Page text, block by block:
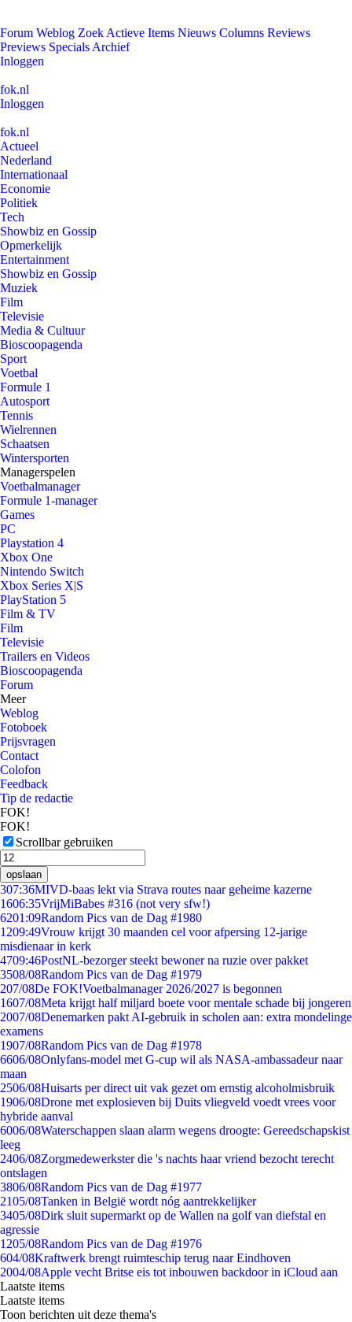
Forum Weblog Zoek Actieve Items Nieuws Columns Reviews
Previews Specials Archief
Inloggen
fok.nl
Inloggen
fok.nl
Actueel
Nederland
Internationaal
Economie
Politiek
Tech
Showbiz en Gossip
Opmerkelijk
Entertainment
Showbiz en Gossip
Muziek
Film
Televisie
Media & Cultuur
Bioscoopagenda
Sport
Voetbal
Formule 1
Autosport
Tennis
Wielrennen
Schaatsen
Wintersporten
Managerspelen
Voetbalmanager
Formule 1-manager
Games
PC
Playstation 4
Xbox One
Nintendo Switch
Xbox Series X|S
PlayStation 5
Film & TV
Film
Televisie
Trailers en Videos
Bioscoopagenda
Forum
Meer
Weblog
Fotoboek
Prijsvragen
Contact
Colofon
Feedback
Tip de redactie
FOK!
FOK!
Scrollbar gebruiken
opslaan
307:36MIVD-baas lekt via Strava routes naar geheime kazerne
1606:35VrijMiBabes #316 (not very sfw!)
6201:09Random Pics van de Dag #1980
1209:49Vrouw krijgt 30 maanden cel voor afpersing 12-jarige
misdienaar in kerk
4709:46PostNL-bezorger steekt bewoner na ruzie over pakket
3508/08Random Pics van de Dag #1979
207/08De FOK!Voetbalmanager 2026/2027 is begonnen
1607/08Meta krijgt half miljard boete voor mentale schade bij jongeren
2007/08Denemarken pakt AI-gebruik in scholen aan: extra mondelinge
examens
1907/08Random Pics van de Dag #1978
6606/08Onlyfans-model met G-cup wil als NASA-ambassadeur naar
maan
2506/08Huisarts per direct uit vak gezet om ernstig alcoholmisbruik
1906/08Drone met explosieven bij Duits vliegveld voedt vrees voor
hybride aanval
6006/08Waterschappen slaan alarm wegens droogte: Gereedschapskist
leeg
2406/08Zorgmedewerkster die 's nachts haar vriend bezocht terecht
ontslagen
3806/08Random Pics van de Dag #1977
2105/08Tanken in België wordt nóg aantrekkelijker
3405/08Dirk sluit supermarkt op de Wallen na golf van diefstal en
agressie
1205/08Random Pics van de Dag #1976
604/08Kraftwerk brengt ruimteschip terug naar Eindhoven
2004/08Apple vecht Britse eis tot inbouwen backdoor in iCloud aan
Laatste items
Laatste items
Toon berichten uit deze thema's